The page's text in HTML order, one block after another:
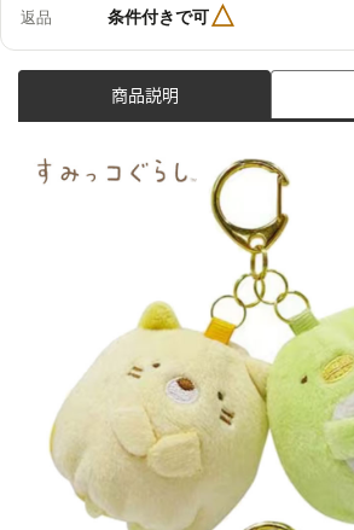
返品 条件付きで可△
商品説明